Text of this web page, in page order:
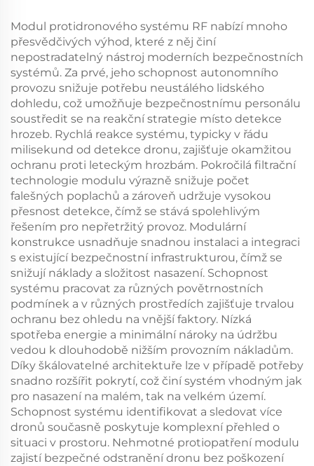
Modul protidronového systému RF nabízí mnoho
přesvědčivých výhod, které z něj činí
nepostradatelný nástroj moderních bezpečnostních
systémů. Za prvé, jeho schopnost autonomního
provozu snižuje potřebu neustálého lidského
dohledu, což umožňuje bezpečnostnímu personálu
soustředit se na reakční strategie místo detekce
hrozeb. Rychlá reakce systému, typicky v řádu
milisekund od detekce dronu, zajišťuje okamžitou
ochranu proti leteckým hrozbám. Pokročilá filtrační
technologie modulu výrazně snižuje počet
falešných poplachů a zároveň udržuje vysokou
přesnost detekce, čímž se stává spolehlivým
řešením pro nepřetržitý provoz. Modulární
konstrukce usnadňuje snadnou instalaci a integraci
s existující bezpečnostní infrastrukturou, čímž se
snižují náklady a složitost nasazení. Schopnost
systému pracovat za různých povětrnostních
podmínek a v různých prostředích zajišťuje trvalou
ochranu bez ohledu na vnější faktory. Nízká
spotřeba energie a minimální nároky na údržbu
vedou k dlouhodobě nižším provozním nákladům.
Díky škálovatelné architektuře lze v případě potřeby
snadno rozšířit pokrytí, což činí systém vhodným jak
pro nasazení na malém, tak na velkém území.
Schopnost systému identifikovat a sledovat více
dronů současně poskytuje komplexní přehled o
situaci v prostoru. Nehmotné protiopatření modulu
zajistí bezpečné odstranění dronu bez poškození